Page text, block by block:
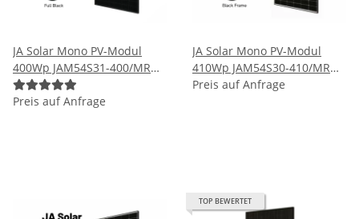
JA Solar Mono PV-Modul
400Wp JAM54S31-400/MR
Schwarz Solarpanel
Preis auf Anfrage
JA Solar Mono PV-Modul
410Wp JAM54S30-410/MR
Rahmen Schwarz Solarpanel
Preis auf Anfrage
TOP BEWERTET